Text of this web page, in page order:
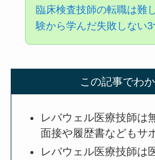
臨床検査技師の転職は難
験から学んだ失敗しない3
この記事でわ
レバウェル医療技師は
面接や履歴書などもサ
レバウェル医療技師は